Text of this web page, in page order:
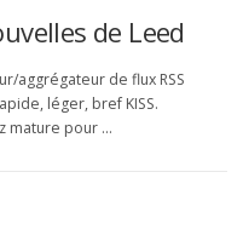
de Leed
aggrégateur de flux RSS
léger, bref KISS.
mature pour …